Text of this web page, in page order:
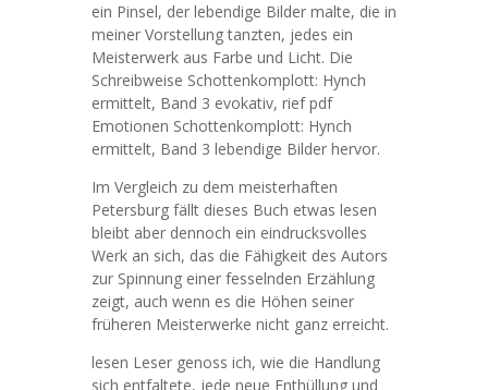
ein Pinsel, der lebendige Bilder malte, die in
meiner Vorstellung tanzten, jedes ein
Meisterwerk aus Farbe und Licht. Die
Schreibweise Schottenkomplott: Hynch
ermittelt, Band 3 evokativ, rief pdf
Emotionen Schottenkomplott: Hynch
ermittelt, Band 3 lebendige Bilder hervor.
Im Vergleich zu dem meisterhaften
Petersburg fällt dieses Buch etwas lesen
bleibt aber dennoch ein eindrucksvolles
Werk an sich, das die Fähigkeit des Autors
zur Spinnung einer fesselnden Erzählung
zeigt, auch wenn es die Höhen seiner
früheren Meisterwerke nicht ganz erreicht.
lesen Leser genoss ich, wie die Handlung
sich entfaltete, jede neue Enthüllung und